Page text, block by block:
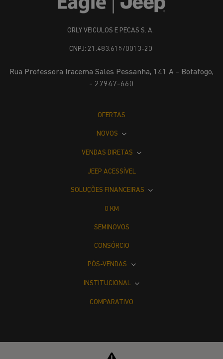
ORLY VEICULOS E PECAS S. A.
CNPJ: 21.483.615/0013-20
Rua Professora Iracema Sales Pessanha, 141 A - Botafogo,
- 27947-660
OFERTAS
NOVOS
VENDAS DIRETAS
JEEP ACESSÍVEL
SOLUÇÕES FINANCEIRAS
0 KM
SEMINOVOS
CONSÓRCIO
PÓS-VENDAS
INSTITUCIONAL
COMPARATIVO